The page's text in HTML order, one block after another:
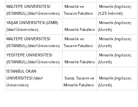
MALTEPE ÜNİVERSİTESİ
(İSTANBUL) (Vakıf Üniversitesi)
Mimarlık ve
Tasarım Fakültesi
Mimarlık (İngilizce)
(%25 İndirimli)
YAŞAR ÜNİVERSİTESİ (İZMİR)
(Vakıf Üniversitesi)
Mimarlık Fakültesi
Mimarlık (İngilizce)
(Ücretli)
MALTEPE ÜNİVERSİTESİ
(İSTANBUL) (Vakıf Üniversitesi)
Mimarlık ve
Tasarım Fakültesi
Mimarlık (İngilizce)
(Ücretli)
YEDİTEPE ÜNİVERSİTESİ
(İSTANBUL) (Vakıf Üniversitesi)
Mimarlık Fakültesi
Mimarlık (İngilizce)
(Ücretli)
İSTANBUL OKAN
ÜNİVERSİTESİ (Vakıf
Üniversitesi)
Sanat, Tasarım ve
Mimarlık Fakültesi
Mimarlık (İngilizce)
(Ücretli)